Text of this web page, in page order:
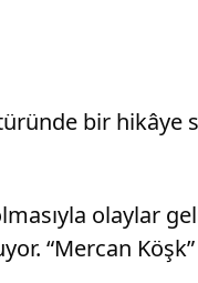
bir
olaylar
“Mercan